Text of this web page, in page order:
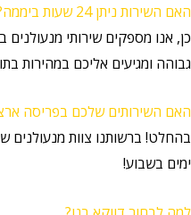
האם השירות ניתן 24 שעות ביממה?
גבוהה ומגיעים אליכם במהירות בתוך 20 דקות
האם השירותים שלכם בפריסה
ימים בשבוע!